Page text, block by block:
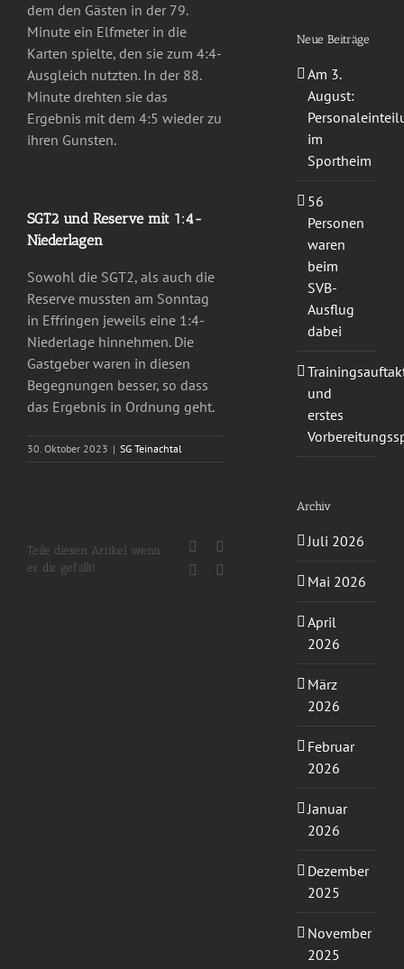
dem den Gästen in der 79.
Minute ein Elfmeter in die
Karten spielte, den sie zum 4:4-
Ausgleich nutzten. In der 88.
Minute drehten sie das
Ergebnis mit dem 4:5 wieder zu
ihren Gunsten.
SGT2 und Reserve mit 1:4-
Niederlagen
Sowohl die SGT2, als auch die
Reserve mussten am Sonntag
in Effringen jeweils eine 1:4-
Niederlage hinnehmen. Die
Gastgeber waren in diesen
Begegnungen besser, so dass
das Ergebnis in Ordnung geht.
30. Oktober 2023 | SG Teinachtal
Teile diesen Artikel wenn
er dir gefällt!
Facebook
WhatsApp
Neue Beiträge
Am 3.
August:
im
Sportheim
56
Personen
waren
beim
SVB-
Ausflug
dabei
und
erstes
Archiv
Juli 2026
Mai 2026
April
2026
März
2026
Februar
2026
Januar
2026
Dezember
2025
November
2025